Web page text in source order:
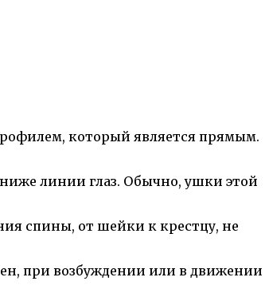
который является прямым.
линии глаз. Обычно, ушки этой
спины, от шейки к крестцу, не
при возбуждении или в движении